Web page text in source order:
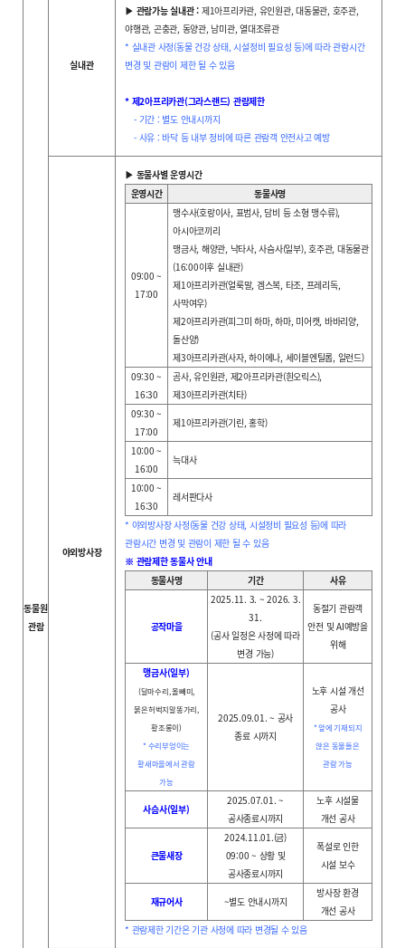
동물원
관람
실내관
▶ 관람가능 실내관 : 제1아프리카관, 유인원관, 대동물관, 호주관,
야행관, 곤충관, 동양관, 남미관, 열대조류관
* 실내관 사정(동물 건강 상태, 시설정비 필요성 등)에 따라 관람시간
변경 및 관람이 제한 될 수 있음
* 제2아프리카관(그라스랜드) 관람제한
- 기간 : 별도 안내시까지
- 사유 : 바닥 등 내부 정비에 따른 관람객 안전사고 예방
야외방사장
▶ 동물사별 운영시간
운영시간
동물사명
09:00 ~
17:00
맹수사(호랑이사, 표범사, 담비 등 소형 맹수류),
아시아코끼리
맹금사, 해양관, 낙타사, 사슴사(일부), 호주관, 대동물관
(16:00이후 실내관)
제1아프리카관(얼룩말, 겜스복, 타조, 프레리독,
사막여우)
제2아프리카관(피그미 하마, 하마, 미어캣, 바바리양,
돌산양)
제3아프리카관(사자, 하이에나, 세이블엔틸롭, 일런드)
09:30 ~
16:30
곰사, 유인원관, 제2아프리카관(흰오릭스),
제3아프리카관(치타)
09:30 ~
17:00
제1아프리카관(기린, 홍학)
10:00 ~
16:00
늑대사
10:00 ~
16:30
레서판다사
* 야외방사장 사정(동물 건강 상태, 시설정비 필요성 등)에 따라
관람시간 변경 및 관람이 제한 될 수 있음
※ 관람제한 동물사 안내
동물사명
기간 사유
공작마을
2025.11. 3. ~ 2026. 3.
31.
(공사 일정은 사정에 따라
변경 가능)
동절기 관람객
안전 및 AI예방을
위해
맹금사(일부)
(달마수리, 올빼미,
붉은허벅지말똥가리,
황조롱이)
* 수리부엉이는
황새마을에서 관람
가능
2025.09.01. ~ 공사
종료 시까지
노후 시설 개선
공사
* 앞에 기재되지
않은 동물들은
관람 가능
사슴사(일부)
2025.07.01. ~
공사종료시까지
노후 시설물
개선 공사
큰물새장
2024.11.01.(금)
09:00 ~ 상황 및
공사종료시까지
폭설로 인한
시설 보수
재규어사 ~별도 안내시까지
방사장 환경
개선 공사
* 관람제한 기간은 기관 사정에 따라 변경될 수 있음